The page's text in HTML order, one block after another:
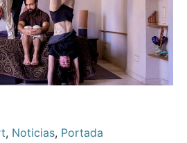
, Noticias, Portada